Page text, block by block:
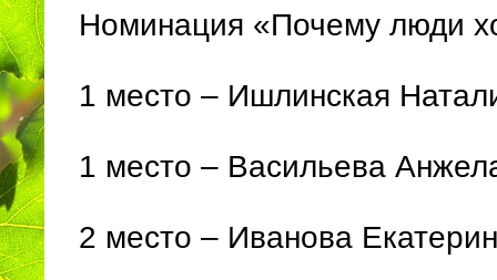
Номинация «Почему люди
1 место – Ишлинская
1 место – Васильева
2 место – Иванова